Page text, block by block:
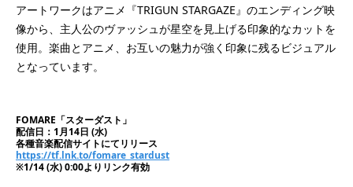
アートワークはアニメ『TRIGUN STARGAZE』のエンディング映
像から、主人公のヴァッシュが星空を見上げる印象的なカットを
使用。楽曲とアニメ、お互いの魅力が強く印象に残るビジュアル
となっています。
FOMARE「スターダスト」
配信日：1月14日 (水)
各種音楽配信サイトにてリリース
https://tf.lnk.to/fomare_stardust
※1/14 (水) 0:00よりリンク有効